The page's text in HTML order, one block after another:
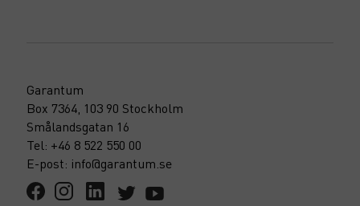
Garantum
Box 7364, 103 90 Stockholm
Smålandsgatan 16
Tel: +46 8 522 550 00
E-post: info@garantum.se